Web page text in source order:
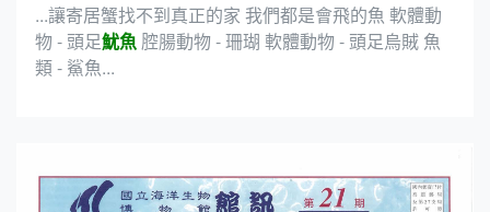
...讓寄居蟹找不到真正的家 我們都是會飛的魚 軟體動
物 - 頭足魷魚 腔腸動物 - 珊瑚 軟體動物 - 頭足烏賊 魚
類 - 鯊魚...